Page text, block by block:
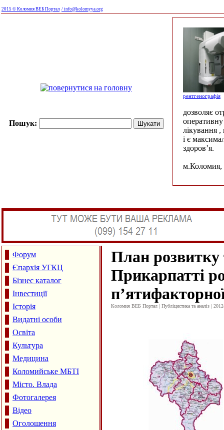
2015 © Коломия ВЕБ Портал / info@kolomyya.org
Пошук:
рентгенографія
дозволяє
лікування ,
і є
здоров’я.
м.Коломия,
Форум
Єпархія УГКЦ
Бізнес каталог
Інвестиції
Історія
Видатні особи
Освіта
Культура
Медицина
Коломийське МБТІ
Місто. Влада
Фотогалерея
Відео
Оголошення
План розвитку
Прикарпатті
Коломия ВЕБ Портал | Публіцистика та аналіз |